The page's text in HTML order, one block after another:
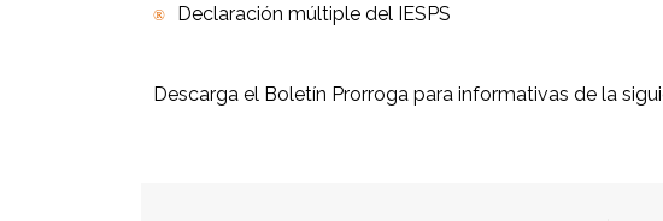
® Declaración múltiple del IESPS
Descarga el Boletín Prorroga para informativas de la